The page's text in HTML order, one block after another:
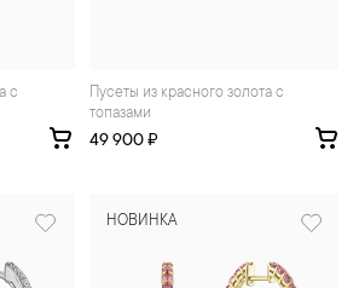
Пусеты из красного золота с
топазами
49 900 ₽
НОВИНКА